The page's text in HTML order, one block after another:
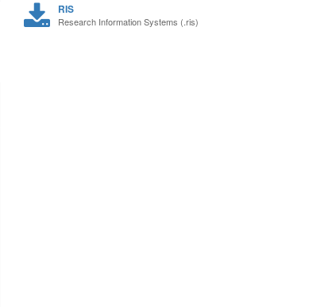
RIS
Research Information Systems (.ris)